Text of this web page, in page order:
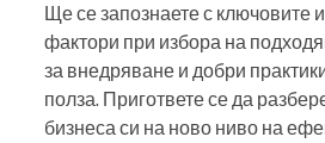
Ще се запознаете с ключовите
фактори при избора на
за внедряване и добри
полза. Пригответе се да
бизнеса си на ново ниво на